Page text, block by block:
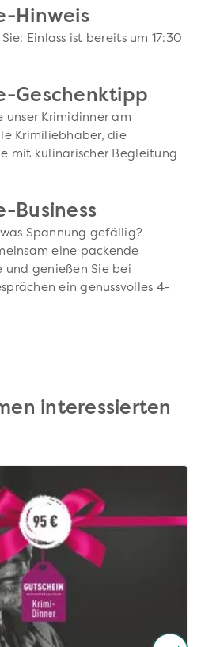
Hinweis
Einlass ist bereits um 17:30
Geschenktipp
unser Krimidinner am
Krimiliebhaber, die
mit kulinarischer Begleitung
Business
Spannung gefällig?
eine packende
und genießen Sie bei
ein genussvolles 4-
interessierten